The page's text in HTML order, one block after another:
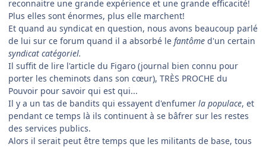
reconnaitre une grande expérience et une grande efficacité!
Plus elles sont énormes, plus elle marchent!
Et quand au syndicat en question, nous avons beaucoup parlé
de lui sur ce forum quand il a absorbé le fantôme d'un certain
syndicat catégoriel.
Il suffit de lire l'article du Figaro (journal bien connu pour
porter les cheminots dans son cœur), TRÈS PROCHE du
Pouvoir pour savoir qui est qui...
Il y a un tas de bandits qui essayent d'enfumer la populace, et
pendant ce temps là ils continuent à se bâfrer sur les restes
des services publics.
Alors il serait peut être temps que les militants de base, tous